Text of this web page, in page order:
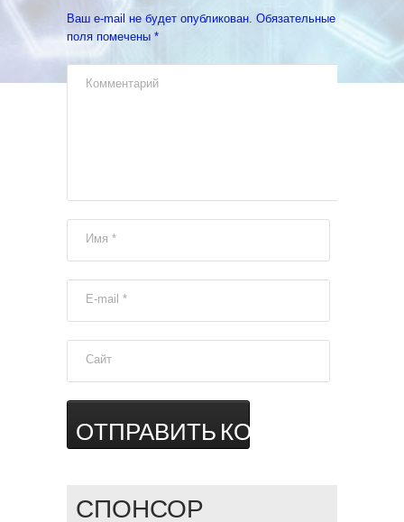
Ваш e-mail не будет опубликован. Обязательные
поля помечены *
Комментарий
Имя *
E-mail *
Сайт
СПОНСОР